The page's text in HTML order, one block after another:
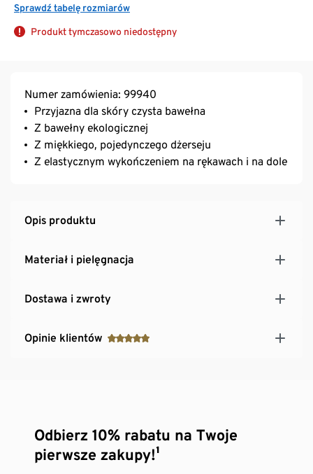
Sprawdź tabelę rozmiarów
Produkt tymczasowo niedostępny
Numer zamówienia: 99940
Przyjazna dla skóry czysta bawełna
Z bawełny ekologicznej
Z miękkiego, pojedynczego dżerseju
Z elastycznym wykończeniem na rękawach i na dole
Opis produktu
Materiał i pielęgnacja
Dostawa i zwroty
Opinie klientów
Odbierz 10% rabatu na Twoje
pierwsze zakupy!¹